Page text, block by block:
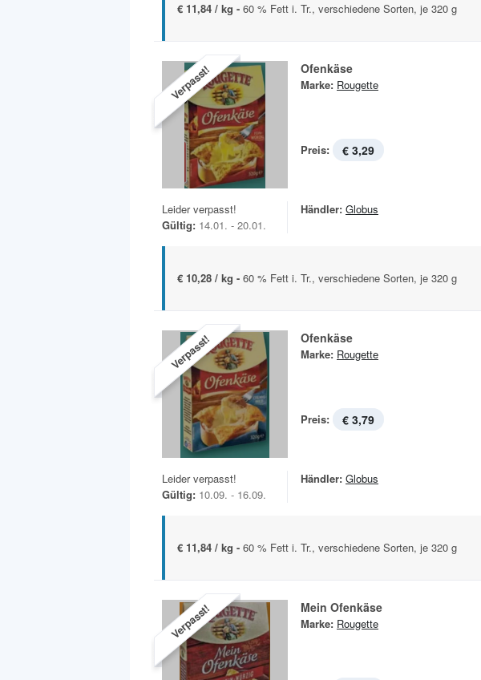
€ 11,84 / kg - 60 % Fett i. Tr., verschiedene Sorten, je 320 g
Verpasst! Ofenkäse
Marke: Rougette
Preis: € 3,29
Leider verpasst!
Gültig: 14.01. - 20.01.
Händler: Globus
€ 10,28 / kg - 60 % Fett i. Tr., verschiedene Sorten, je 320 g
Verpasst! Ofenkäse
Marke: Rougette
Preis: € 3,79
Leider verpasst!
Gültig: 10.09. - 16.09.
Händler: Globus
€ 11,84 / kg - 60 % Fett i. Tr., verschiedene Sorten, je 320 g
Verpasst! Mein Ofenkäse
Marke: Rougette